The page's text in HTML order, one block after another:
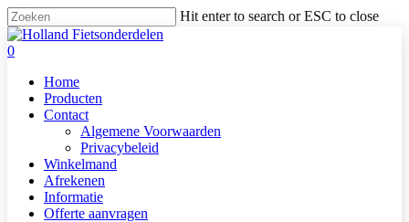
Skip
to
main
Hit enter to search or ESC to close
Close
Search
search
0
Home
Producten
Contact
Algemene Voorwaarden
Privacybeleid
Winkelmand
Afrekenen
Informatie
Offerte aanvragen